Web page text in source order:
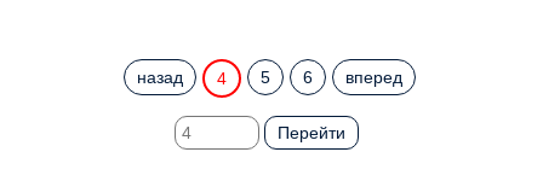
назад 4 5 6 вперед
Перейти